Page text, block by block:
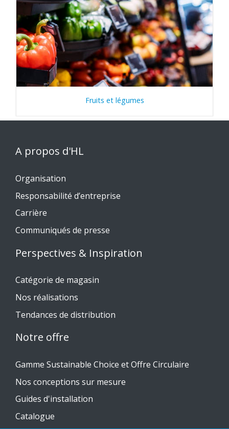
Fruits et légumes
A propos d'HL
Organisation
Responsabilité d’entreprise
Carrière
Communiqués de presse
Perspectives & Inspiration
Catégorie de magasin
Nos réalisations
Tendances de distribution
Notre offre
Gamme Sustainable Choice et Offre Circulaire
Nos conceptions sur mesure
Guides d'installation
Catalogue